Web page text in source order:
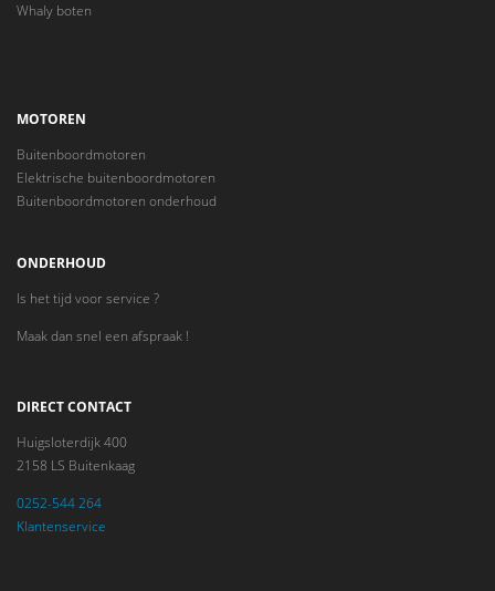
Whaly boten
MOTOREN
Buitenboordmotoren
Elektrische buitenboordmotoren
Buitenboordmotoren onderhoud
ONDERHOUD
Is het tijd voor service ?
Maak dan snel een afspraak !
DIRECT CONTACT
Huigsloterdijk 400
2158 LS Buitenkaag
0252-544 264
Klantenservice